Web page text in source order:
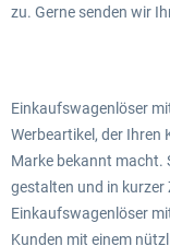
zu. Gerne senden wir
Einkaufswagenlöser
Werbeartikel, der Ihren
Marke bekannt macht.
gestalten und in kurzer
Einkaufswagenlöser
Kunden mit einem